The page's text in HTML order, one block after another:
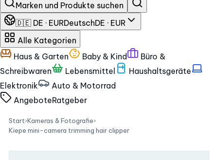
Marken und Produkte suchen
🇩🇪 DE · EURDeutschDE · EUR
Alle Kategorien
Haus & Garten
Baby & Kind
Büro &
Schreibwaren
Lebensmittel
Haushaltsgeräte
Elektronik
Auto & Motorrad
AngeboteRatgeber
Start›Kameras & Fotografie›
Kiepe mini-camera trimming hair clipper